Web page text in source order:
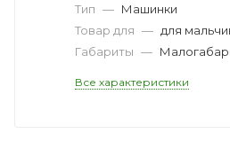
Тип — Машинки
Товар для — для
Габариты —
Все характеристики